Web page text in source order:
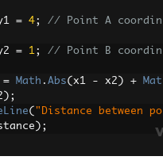
= 4;
// Point A coordin
= 1;
// Point B coordin
= Math . Abs( x1 - x2 ) +
Mat
);
( "Distance between po
);